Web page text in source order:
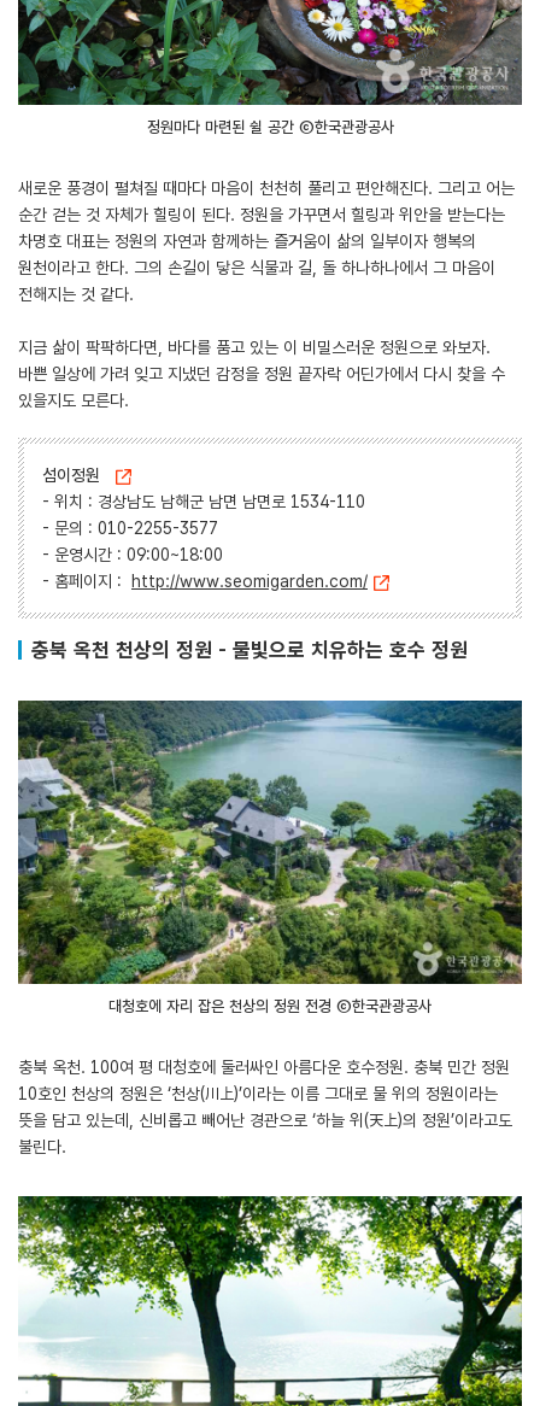
정원마다 마련된 쉴 공간 ⓒ한국관광공사
새로운 풍경이 펼쳐질 때마다 마음이 천천히 풀리고 편안해진다. 그리고 어는
순간 걷는 것 자체가 힐링이 된다. 정원을 가꾸면서 힐링과 위안을 받는다는
차명호 대표는 정원의 자연과 함께하는 즐거움이 삶의 일부이자 행복의
원천이라고 한다. 그의 손길이 닿은 식물과 길, 돌 하나하나에서 그 마음이
전해지는 것 같다.
지금 삶이 팍팍하다면, 바다를 품고 있는 이 비밀스러운 정원으로 와보자.
바쁜 일상에 가려 잊고 지냈던 감정을 정원 끝자락 어딘가에서 다시 찾을 수
있을지도 모른다.
섬이정원
- 위치 : 경상남도 남해군 남면 남면로 1534-110
- 문의 : 010-2255-3577
- 운영시간 : 09:00~18:00
- 홈페이지 :
http://www.seomigarden.com/
충북 옥천 천상의 정원 - 물빛으로 치유하는 호수 정원
대청호에 자리 잡은 천상의 정원 전경 ⓒ한국관광공사
충북 옥천. 100여 평 대청호에 둘러싸인 아름다운 호수정원. 충북 민간 정원
10호인 천상의 정원은 ‘천상(川上)’이라는 이름 그대로 물 위의 정원이라는
뜻을 담고 있는데, 신비롭고 빼어난 경관으로 ‘하늘 위(天上)의 정원’이라고도
불린다.